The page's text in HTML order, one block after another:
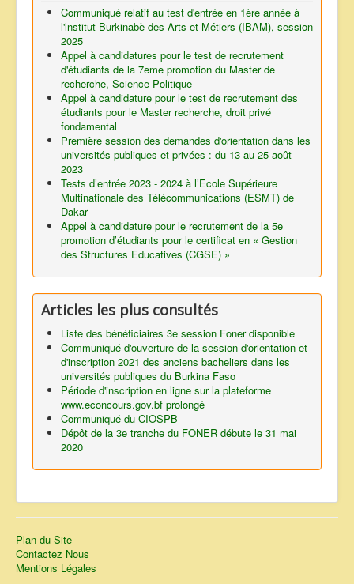
Communiqué relatif au test d'entrée en 1ère année à
l'lnstitut Burkinabè des Arts et Métiers (IBAM), session
2025
Appel à candidatures pour le test de recrutement
d'étudiants de la 7eme promotion du Master de
recherche, Science Politique
Appel à candidature pour le test de recrutement des
étudiants pour le Master recherche, droit privé
fondamental
Première session des demandes d'orientation dans les
universités publiques et privées : du 13 au 25 août
2023
Tests d’entrée 2023 - 2024 à l’Ecole Supérieure
Multinationale des Télécommunications (ESMT) de
Dakar
Appel à candidature pour le recrutement de la 5e
promotion d’étudiants pour le certificat en « Gestion
des Structures Educatives (CGSE) »
Articles les plus consultés
Liste des bénéficiaires 3e session Foner disponible
Communiqué d'ouverture de la session d'orientation et
d'inscription 2021 des anciens bacheliers dans les
universités publiques du Burkina Faso
Période d'inscription en ligne sur la plateforme
www.econcours.gov.bf prolongé
Communiqué du CIOSPB
Dépôt de la 3e tranche du FONER débute le 31 mai
2020
Plan du Site
Contactez Nous
Mentions Légales